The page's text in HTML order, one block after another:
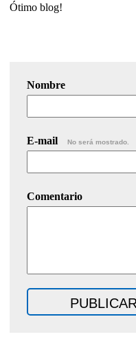
Ótimo blog!
Nombre
E-mail No será mostrado.
Comentario